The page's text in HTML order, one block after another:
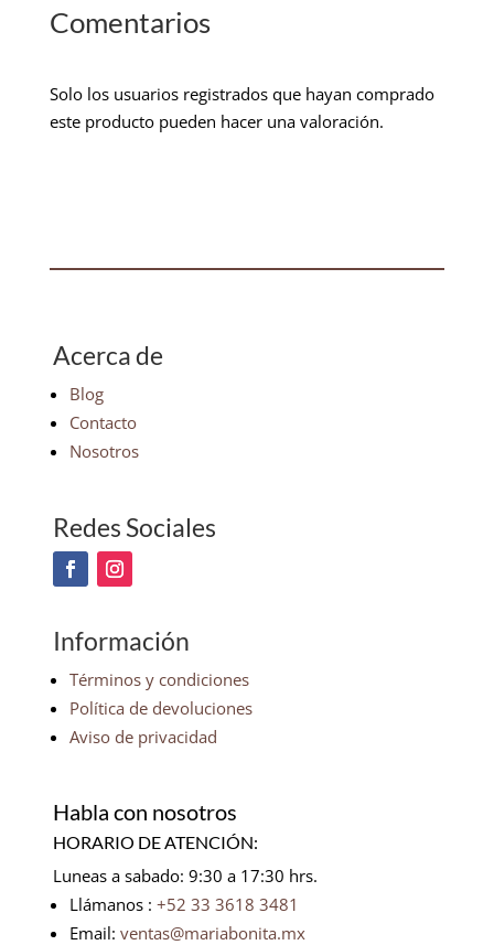
Comentarios
Solo los usuarios registrados que hayan comprado
este producto pueden hacer una valoración.
Acerca de
Blog
Contacto
Nosotros
Redes Sociales
Información
Términos y condiciones
Política de devoluciones
Aviso de privacidad
Habla con nosotros
HORARIO DE ATENCIÓN:
Luneas a sabado: 9:30 a 17:30 hrs.
Llámanos : +52 33 3618 3481
Email: ventas@mariabonita.mx